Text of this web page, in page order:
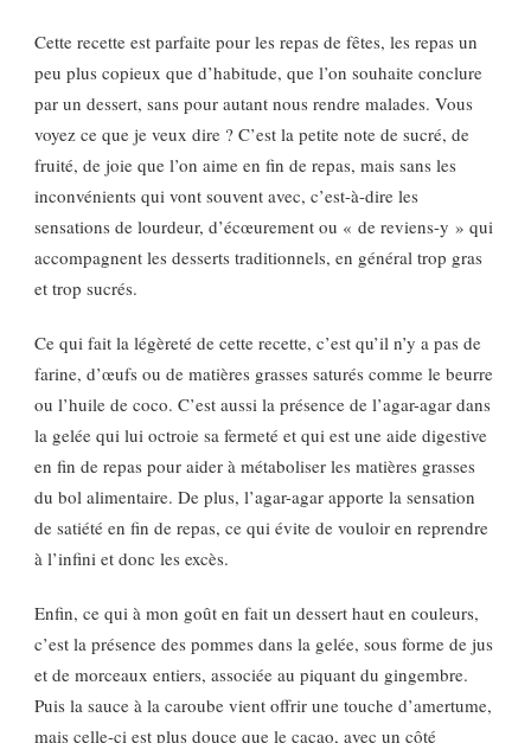
Cette recette est parfaite pour les repas de fêtes, les repas un
peu plus copieux que d’habitude, que l’on souhaite conclure
par un dessert, sans pour autant nous rendre malades. Vous
voyez ce que je veux dire ? C’est la petite note de sucré, de
fruité, de joie que l’on aime en fin de repas, mais sans les
inconvénients qui vont souvent avec, c’est-à-dire les
sensations de lourdeur, d’écœurement ou « de reviens-y » qui
accompagnent les desserts traditionnels, en général trop gras
et trop sucrés.
Ce qui fait la légèreté de cette recette, c’est qu’il n’y a pas de
farine, d’œufs ou de matières grasses saturés comme le beurre
ou l’huile de coco. C’est aussi la présence de l’agar-agar dans
la gelée qui lui octroie sa fermeté et qui est une aide digestive
en fin de repas pour aider à métaboliser les matières grasses
du bol alimentaire. De plus, l’agar-agar apporte la sensation
de satiété en fin de repas, ce qui évite de vouloir en reprendre
à l’infini et donc les excès.
Enfin, ce qui à mon goût en fait un dessert haut en couleurs,
c’est la présence des pommes dans la gelée, sous forme de jus
et de morceaux entiers, associée au piquant du gingembre.
Puis la sauce à la caroube vient offrir une touche d’amertume,
mais celle-ci est plus douce que le cacao, avec un côté